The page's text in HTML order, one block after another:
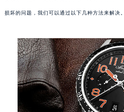
损坏的问题，我们可以通过以下几种方法来解决。